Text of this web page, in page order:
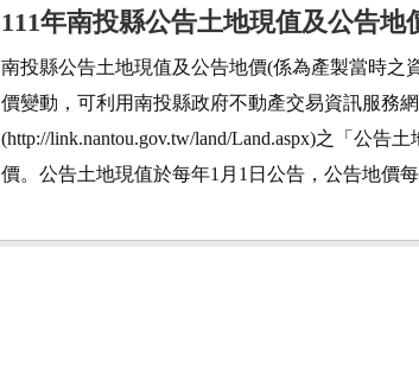
111年南投縣公告土地現值及公告地
南投縣公告土地現值及公告地價(係為產製當時之
價變動，可利用南投縣政府不動產交易資訊服務網
(http://link.nantou.gov.tw/land/Land.aspx)之「公告
價。公告土地現值於每年1月1日公告，公告地價